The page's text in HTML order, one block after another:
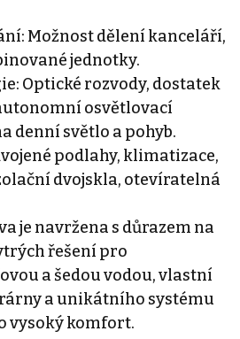
Možnost dělení kanceláří,
jednotky.
Optické rozvody, dostatek
osvětlovací
denní světlo a pohyb.
podlahy, klimatizace,
dvojskla, otevíratelná
je navržena s důrazem na
řešení pro
a šedou vodou, vlastní
a unikátního systému
vysoký komfort.